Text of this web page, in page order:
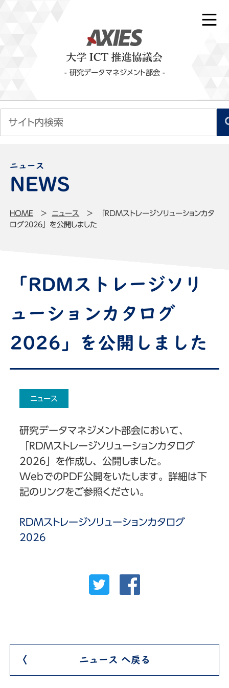
- 研究データマネジメント部会 -
ニュース
HOME ニュース
「RDMストレージソリューションカタ
ログ2026」を公開しました
「RDMストレージソリ
ューションカタログ
2026」を公開しました
ニュース
研究データマネジメント部会において、
「RDMストレージソリューションカタログ
2026」を作成し、公開しました。
WebでのPDF公開をいたします。詳細は下
記のリンクをご参照ください。
RDMストレージソリューションカタログ
2026
ニュース へ戻る